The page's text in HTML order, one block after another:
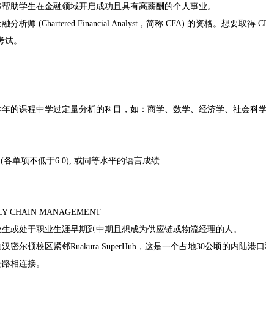
学生在金融领域开启成功且具有高薪酬的个人事业。
析师 (Chartered Financial Analyst，简称 CFA) 的资格。想要取得
。
课程中学过定量分析的科目，如：商学、数学、经济学、社会科
单项不低于6.0), 或同等水平的语言成绩
CHAIN MANAGEMENT
处于职业生涯早期到中期且想成为供应链或物流经理的人。
尔顿校区紧邻Ruakura SuperHub，这是一个占地30公顷的内陆港
相连接。